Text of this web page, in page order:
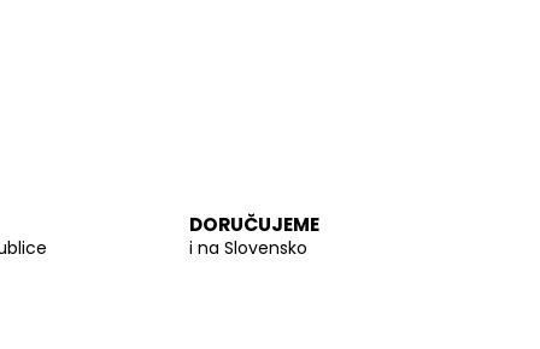
DORUČUJEME
i na Slovensko